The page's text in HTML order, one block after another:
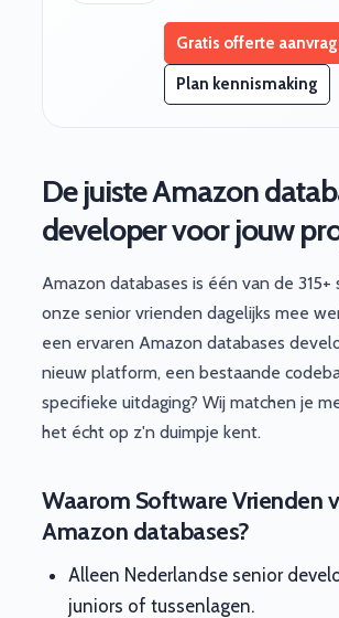
Gratis offerte
Plan kennismaking
De juiste Amazon
developer voor jouw
Amazon databases is één van de 315+
onze senior vrienden dagelijks mee
een ervaren Amazon databases
nieuw platform, een bestaande
specifieke uitdaging? Wij matchen je
het écht op z'n duimpje kent.
Waarom Software Vrienden
Amazon databases?
Alleen Nederlandse senior
juniors of tussenlagen.